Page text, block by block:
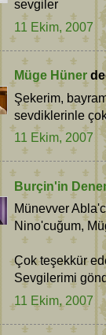
sevgiler
11 Ekim, 2007
Müge Hüner
Şekerim,
sevdiklerinle
11 Ekim, 2007
Burçin'in
Münevver
Nino'cuğum,
Çok teşekkür
Sevgilerimi
11 Ekim, 2007